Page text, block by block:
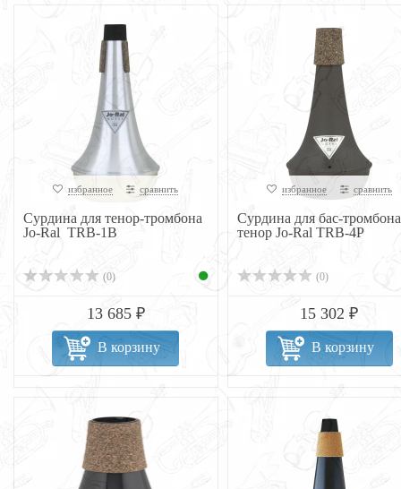
избранное сравнить
Сурдина для тенор-тромбона
Jo-Ral TRB-1B
(0)
13 685 ₽
В корзину
избранное сравнить
Сурдина для бас-
тенор Jo-Ral TRB-4P
(0)
15 302 ₽
В корзину